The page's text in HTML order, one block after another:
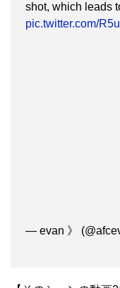
shot, which leads
pic.twitter.com/
— evan 》